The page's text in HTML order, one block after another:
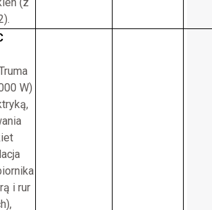
W)
i rur